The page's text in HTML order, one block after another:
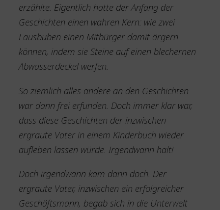
erzählte. Eigentlich hatte der Anfang der
Geschichten einen wahren Kern: wie zwei
Lausbuben einen Mitbürger damit ärgern
können, indem sie Steine auf einen blechernen
Abwasserdeckel werfen.
So ziemlich alles andere an den Geschichten
war dann frei erfunden. Doch immer klar war,
dass diese Geschichten der inzwischen
ergraute Vater in einem Kinderbuch wieder
aufleben lassen würde. Irgendwann halt!
Doch irgendwann kam dann doch. Der
ergraute Vater, inzwischen ein erfolgreicher
Geschäftsmann, begab sich in die Unterwelt